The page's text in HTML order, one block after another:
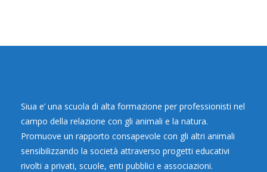
Siua e’ una scuola di alta formazione per professionisti nel
campo della relazione con gli animali e la natura.
Promuove un rapporto consapevole con gli altri animali
sensibilizzando la società attraverso progetti educativi
rivolti a privati, scuole, enti pubblici e associazioni.